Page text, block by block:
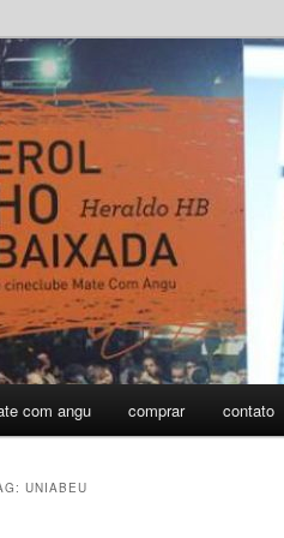
– Histórias do
com angu comprar contato
UNIABEU